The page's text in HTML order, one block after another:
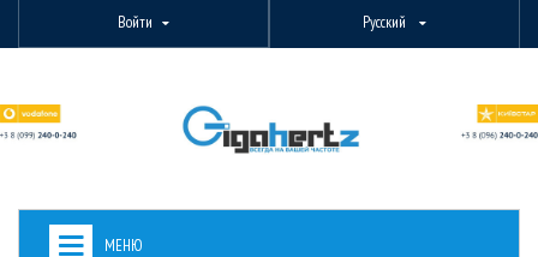
Войти Русский
МЕНЮ